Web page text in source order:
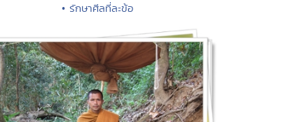
• รักษาศีลที่ละข้อ